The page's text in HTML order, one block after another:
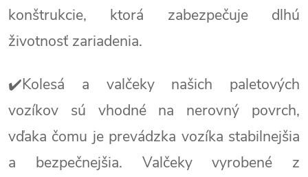
konštrukcie, ktorá zabezpečuje dlhú
životnosť zariadenia.
✔️Kolesá a valčeky našich paletových
vozíkov sú vhodné na nerovný povrch,
vďaka čomu je prevádzka vozíka stabilnejšia
a bezpečnejšia. Valčeky vyrobené z